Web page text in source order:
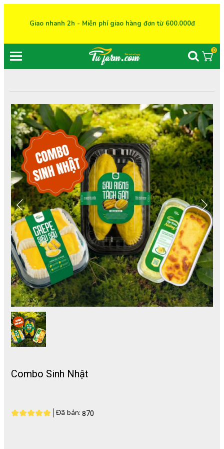
Giao nhanh 2h - Miễn phí giao hàng đơn từ 600.000đ
0
Combo Sinh Nhật
870
Đã bán: